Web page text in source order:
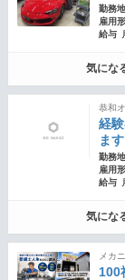
勤務地
雇用
給与
気にな
恭和
経
ます
勤務地
雇用
給与
気にな
メカ
100